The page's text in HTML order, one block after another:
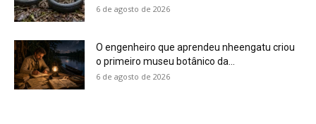
6 de agosto de 2026
O engenheiro que aprendeu nheengatu criou
o primeiro museu botânico da...
6 de agosto de 2026